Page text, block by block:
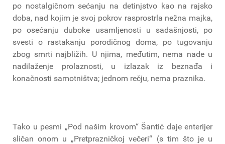
po nostalgičnom sećanju na detinjstvo kao na rajsko
doba, nad kojim je svoj pokrov rasprostrla nežna majka,
po osećanju duboke usamljenosti u sadašnjosti, po
svesti o rastakanju porodičnog doma, po tugovanju
zbog smrti najbližih. U njima, međutim, nema nade u
nadilaženje prolaznosti, u izlazak iz beznađa i
konačnosti samotništva; jednom rečju, nema praznika.
Tako u pesmi „Pod našim krovom“ Šantić daje enterijer
sličan onom u „Pretprazničkoj večeri“ (s tim što je u